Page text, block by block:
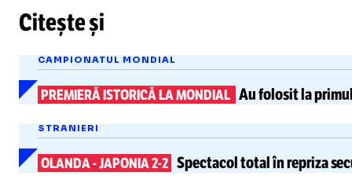
Citește și
CAMPIONATUL MONDIAL
PREMIERĂ ISTORICĂ LA MONDIAL Au folosit la
STRANIERI
OLANDA-JAPONIA 2-2 Spectacol totalîn repriza